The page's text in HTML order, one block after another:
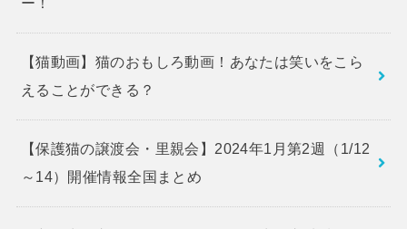
【猫動画】猫のおもしろ動画！あなたは笑いをこら
えることができる？
【保護猫の譲渡会・里親会】2024年1月第2週（1/12
～14）開催情報全国まとめ